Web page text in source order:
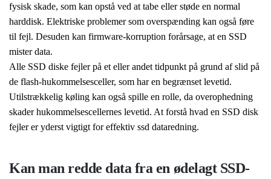
fysisk skade, som kan opstå ved at tabe eller støde en normal
harddisk. Elektriske problemer som overspænding kan også føre
til fejl. Desuden kan firmware-korruption forårsage, at en SSD
mister data.
Alle SSD diske fejler på et eller andet tidpunkt på grund af slid på
de flash-hukommelsesceller, som har en begrænset levetid.
Utilstrækkelig køling kan også spille en rolle, da overophedning
skader hukommelsescellernes levetid. At forstå hvad en SSD disk
fejler er yderst vigtigt for effektiv ssd dataredning.
Kan man redde data fra en ødelagt SSD-